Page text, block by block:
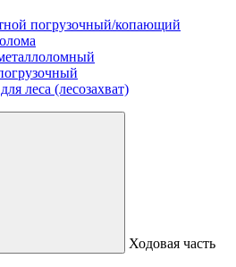
погрузочный/копающий
леса (лесозахват)
Ходовая часть